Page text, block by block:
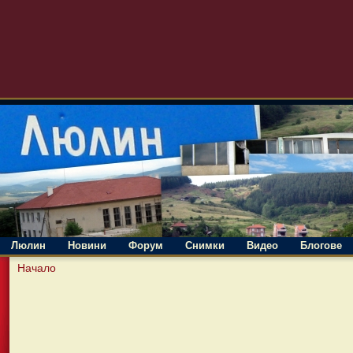
Люлин Новини Форум Снимки Видео Блогове
Начало